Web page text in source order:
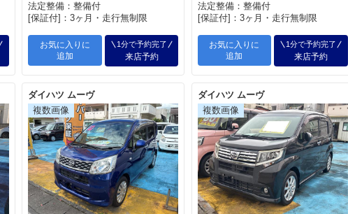
法定整備：整備付
[保証付]：3ヶ月・走行無制限
お気に入りに
追加
1分で予約完了
来店予約
法定整備：整備付
[保証付]：3ヶ月・走行無制限
お気に入りに
追加
1分で予約完了
来店予約
ダイハツ ムーヴ ダイハツ ムーヴ